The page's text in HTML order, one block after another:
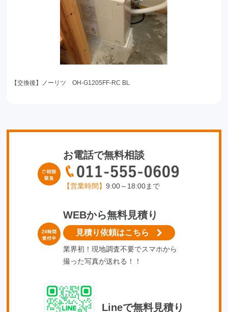
【交換後】ノーリツ OH-G1205FF-RC BL
お電話で無料相談
【営業時間】 9:00～18:00まで
WEBから無料見積り
見積り依頼はこちら
業界初！現地調査不要でスマホから
撮った写真が送れる！！
Lineで無料見積り